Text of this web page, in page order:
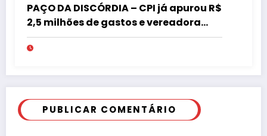
PAÇO DA DISCÓRDIA – CPI já apurou R$
2,5 milhões de gastos e vereadora
pede “acordo” para aprovar R$ 9,5
milhões
PUBLICAR COMENTÁRIO